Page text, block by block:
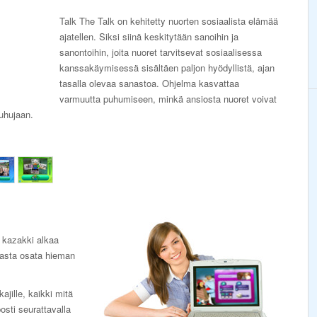
Talk The Talk on kehitetty nuorten sosiaalista elämää
ajatellen. Siksi siinä keskitytään sanoihin ja
sanontoihin, joita nuoret tarvitsevat sosiaalisessa
kanssakäymisessä sisältäen paljon hyödyllistä, ajan
tasalla olevaa sanastoa. Ohjelma kasvattaa
varmuutta puhumiseen, minkä ansiosta nuoret voivat
alkaa
osata hieman
kaikki mitä
seurattavalla